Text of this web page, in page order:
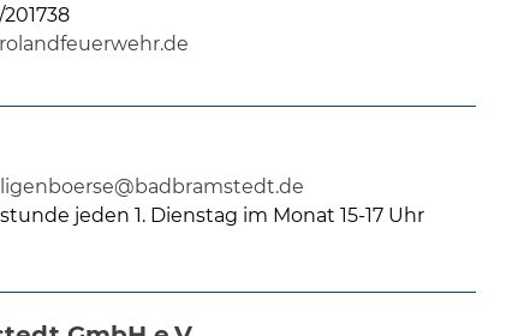
jeden 1. Dienstag im Monat 15-17 Uhr